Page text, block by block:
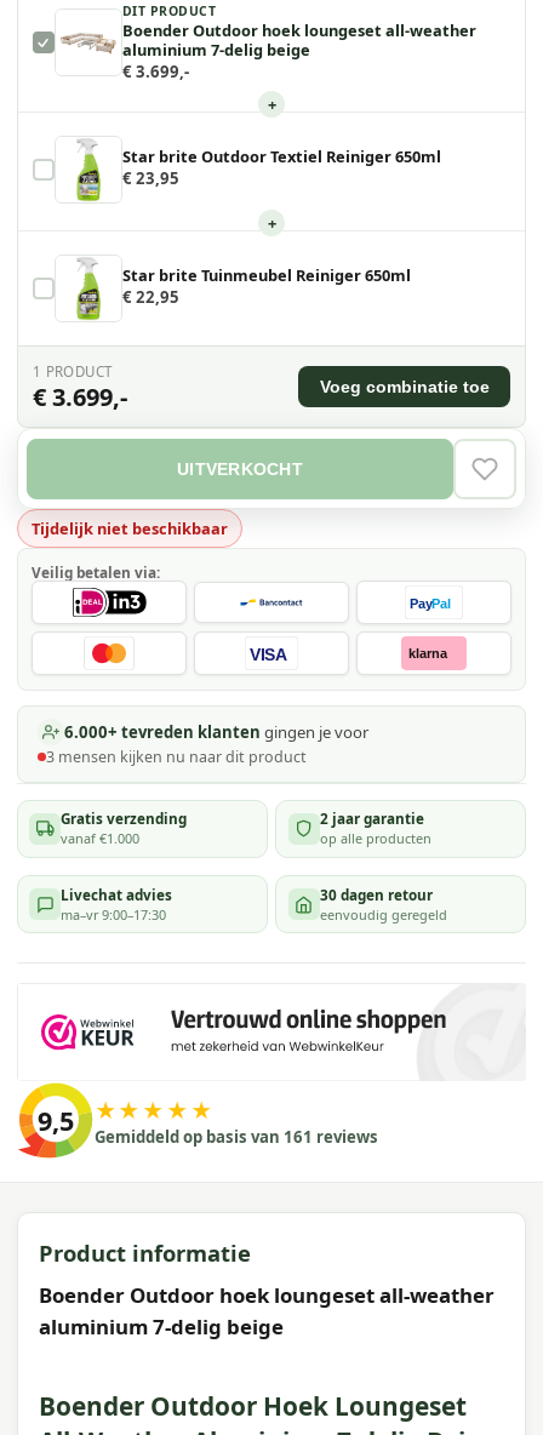
Tijdelijk niet beschikbaar
UITVERKOCHT
DIT PRODUCT
Boender Outdoor hoek loungeset all-weather
aluminium 7-delig beige
€ 3.699,-
+
Star brite Outdoor Textiel Reiniger 650ml
€ 23,95
+
Star brite Tuinmeubel Reiniger 650ml
€ 22,95
1 PRODUCT
€ 3.699,- Voeg combinatie toe
Veilig betalen via:
PayPal
VISA klarna
6.000+ tevreden klanten gingen je voor
3 mensen kijken nu naar dit product
Gratis verzending
vanaf €1.000
2 jaar garantie
op alle producten
Livechat advies
ma–vr 9:00–17:30
30 dagen retour
eenvoudig geregeld
9,5 ★★★★★
Gemiddeld op basis van 161 reviews
Product informatie
Boender Outdoor hoek loungeset all-weather
aluminium 7-delig beige
Boender Outdoor Hoek Loungeset